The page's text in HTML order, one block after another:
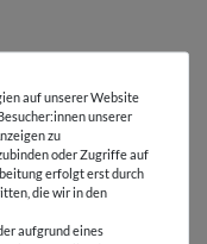
auf unserer Website
unserer
zu
oder Zugriffe auf
erfolgt erst durch
die wir in den
aufgrund eines